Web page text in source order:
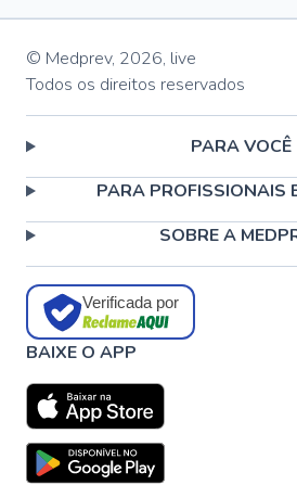
© Medprev, 2026, live
Todos os direitos reservados
PARA VOCÊ
PARA PROFISSIONAIS
SOBRE A
Verificada por
BAIXE O APP